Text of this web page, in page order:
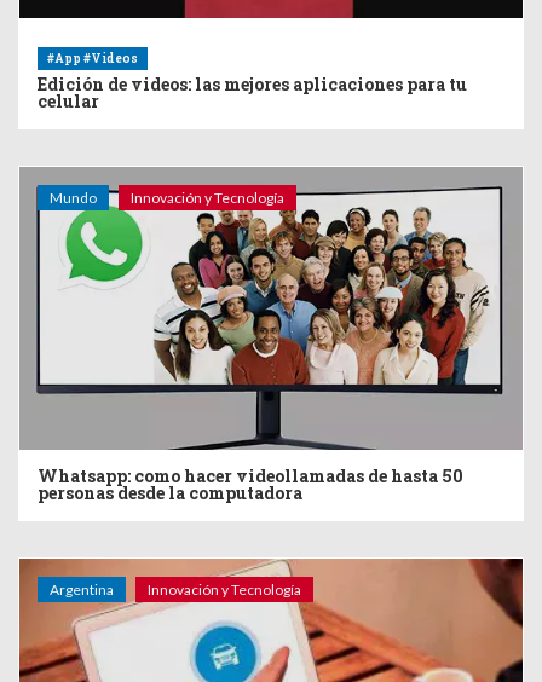
#App #Videos
Edición de videos: las mejores aplicaciones para tu
celular
Mundo Innovación y Tecnología
Whatsapp: como hacer videollamadas de hasta 50
personas desde la computadora
Argentina Innovación y Tecnología